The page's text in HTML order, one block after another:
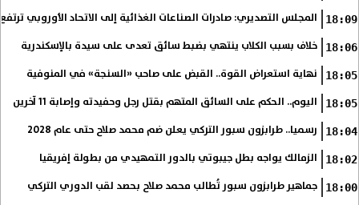
18:09 المجلس التصديري: صادرات الصناعات الغذائية إلى الاتحاد الأوروبي ترتفع 15.4% خلال النصف الأول من
18:06 خلاف بسبب الكلاب ينتهي بضبط سائق تعدى على سيدة بالإسكندرية
18:05 نهاية استعراض القوة.. القبض على صاحب «السنجة» في المنوفية
18:05 اليوم.. الحكم على السائق المتهم بقتل رجل وحفيدته وإصابة 11 آخرين
18:04 رسميا.. طرابزون سبور التركي يعلن ضم محمد صلاح حتى عام 2028
18:02 الزمالك يواجه بطل جيبوتي بالدور التمهيدي من بطولة إفريقيا
18:00 جماهير طرابزون سبور تُطالب محمد صلاح بحصد لقب الدوري التركي